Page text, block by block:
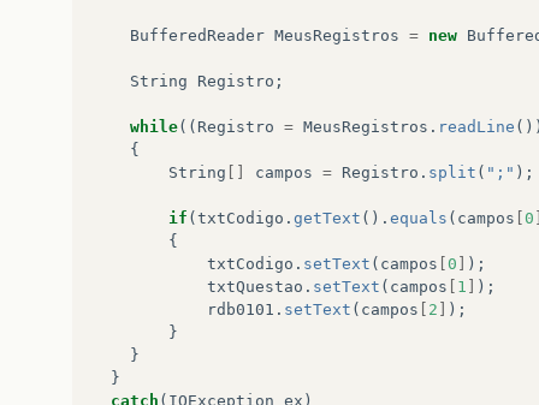
BufferedReader MeusRegistros = new
String Registro ;
while(( Registro = MeusRegistros . readLine
{
String
campos = Registro . split ( ";" );
if ( txtCodigo . getText (). equals ( campos 0
{
txtCodigo . setText ( campos 0
);
txtQuestao . setText ( campos 1
);
rdb0101 . setText ( campos 2
);
}
}
}
catch ( IOException ex )